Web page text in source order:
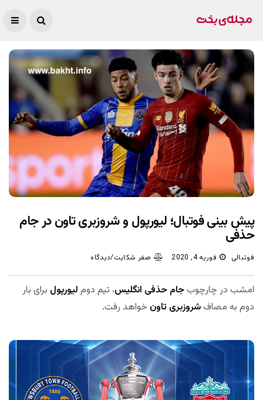
پیش بینی فوتبال؛ لیورپول و شروزبری تاون در جام
حذفی
فوتبالی فوریه 4, 2020 صفر شکایت/دیدگاه
امشب در چارچوبجام حذفی انگلیس، تیم دوم لیورپول برای بار
دوم به مصافشروزبری تاون خواهد رفت.